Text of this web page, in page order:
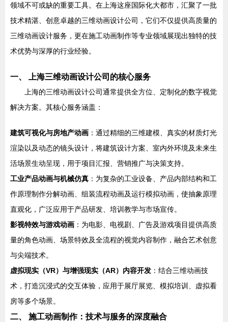
领域不可或缺的重要工具。在上海这座国际化大都市，汇聚了一批
技术精湛、创意卓越的三维动画设计公司，它们不仅提供高质量的
三维动画设计服务，更在施工动画制作等专业领域展现出独特的技
术优势与深厚的行业经验。
一、 上海三维动画设计公司的核心服务
上海的三维动画设计公司通常提供全方位、定制化的数字视觉
解决方案。其核心服务涵盖：
建筑可视化与房地产动画 ：通过精细的三维建模、真实的材质灯光
渲染以及动态的镜头设计，将建筑设计方案、室内外环境及未来生
活场景生动呈现，用于项目汇报、营销推广与决策支持。
工业产品动画与机械仿真 ：为复杂的工业设备、产品内部结构和工
作原理制作分解动画、组装流程动画及运行模拟动画，使抽象原理
直观化，广泛应用于产品研发、培训教学与市场宣传。
影视特效与游戏动画 ：为电影、电视剧、广告及游戏项目提供高质
量的角色动画、场景特效及全流程的视觉内容制作，融合艺术创意
与尖端技术。
虚拟现实（VR）与增强现实（AR）内容开发 ：结合三维动画技
术，打造沉浸式的交互体验，应用于展厅展览、模拟培训、虚拟看
房等多个场景。
二、 施工动画制作：技术与服务的深度融合